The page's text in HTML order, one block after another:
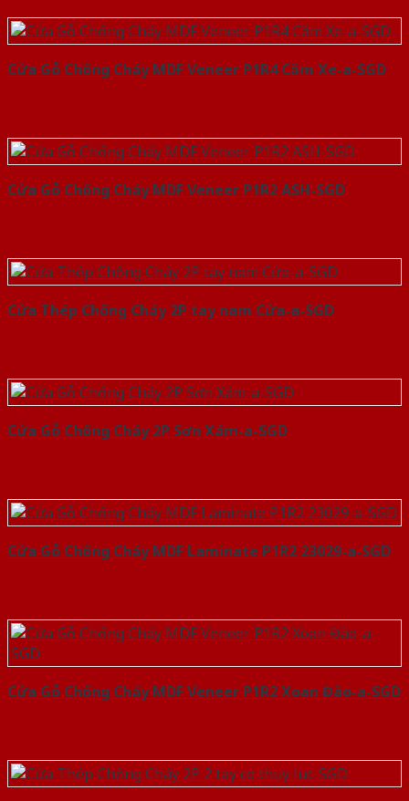
Cửa Gỗ Chống Cháy MDF Veneer P1R4 Căm Xe-a-SGD
Cửa Gỗ Chống Cháy MDF Veneer P1R2 ASH-SGD
Cửa Thép Chống Cháy 2P tay nam Cửa-a-SGD
Cửa Gỗ Chống Cháy 2P Sơn Xám-a-SGD
Cửa Gỗ Chống Cháy MDF Laminate P1R2 23029-a-SGD
Cửa Gỗ Chống Cháy MDF Veneer P1R2 Xoan Đào-a-SGD